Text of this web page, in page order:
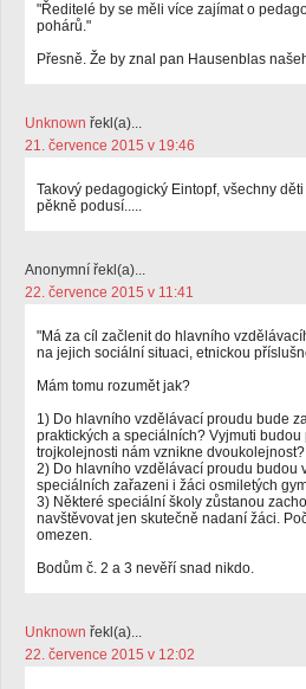
"Ředitelé by se měli více zajímat o
pohárů."
Přesně. Že by znal pan Hausenblas
Unknown řekl(a)...
21. července 2015 v 19:46
Takový pedagogický Eintopf, všechny
pěkně podusí.....
Anonymní řekl(a)...
22. července 2015 v 11:41
"Má za cíl začlenit do hlavního
na jejich sociální situaci, etnickou
Mám tomu rozumět jak?
1) Do hlavního vzdělávací proudu bude
praktických a speciálních? Vyjmuti
trojkolejnosti nám vznikne dvoukolejnost?
2) Do hlavního vzdělávací proudu budou
speciálních zařazeni i žáci osmiletých
3) Některé speciální školy zůstanou
navštěvovat jen skutečně nadaní žáci.
omezen.
Bodům č. 2 a 3 nevěří snad nikdo.
Unknown řekl(a)...
22. července 2015 v 12:02